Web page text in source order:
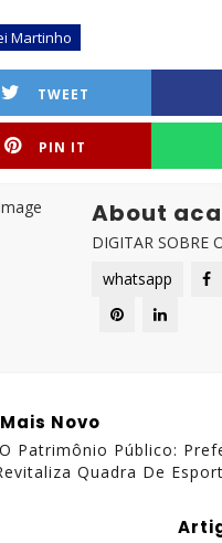
Martinho
TWEET
PIN IT
About
DIGITAR SOBRE
whatsapp
Novo
Patrimônio Público:
Quadra De